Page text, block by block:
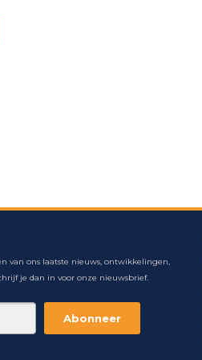
van ons laatste nieuws, ontwikkelingen,
je dan in voor onze nieuwsbrief.